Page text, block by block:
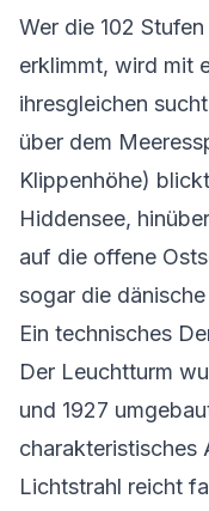
Wer die 102
erklimmt, wird mit
ihresgleichen
über dem
Klippenhöhe)
Hiddensee,
auf die offene
sogar die
Ein technisches
Der Leuchtturm
und 1927
charakteristisches
Lichtstrahl reicht